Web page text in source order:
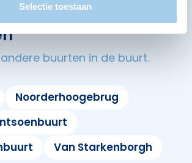
Selectie toestaan
buurten in
buurten in de buurt.
Noorderhoogebrug
Van Starkenborgh